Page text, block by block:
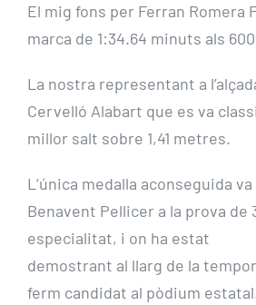
El mig fons per Ferran Romera
marca de 1:34.64 minuts als
La nostra representant a
Cervelló Alabart que es va
millor salt sobre 1,41 metres.
L’única medalla aconseguida
Benavent Pellicer a la prova de
especialitat, i on ha estat
demostrant al llarg de la
ferm candidat al pòdium